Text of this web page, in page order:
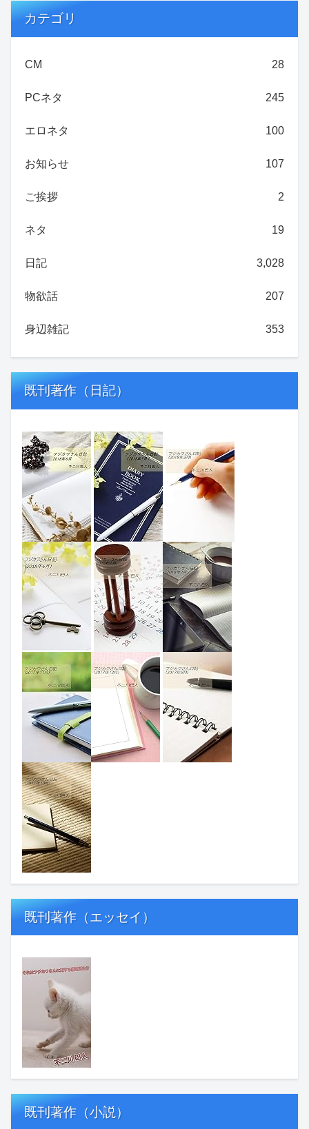
カテゴリ
CM 28
PCネタ 245
エロネタ 100
お知らせ 107
ご挨拶 2
ネタ 19
日記 3,028
物欲話 207
身辺雑記 353
既刊著作（日記）
既刊著作（エッセイ）
既刊著作（小説）